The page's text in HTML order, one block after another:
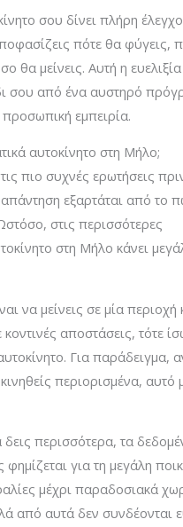
σου δίνει πλήρη
πότε θα φύγεις,
θα μείνεις. Αυτή η ευελιξία
σου από ένα αυστηρό
εμπειρία.
αυτοκίνητο στη Μήλο;
πιο συχνές ερωτήσεις
εξαρτάται από το
στις περισσότερες
στη Μήλο κάνει
να μείνεις σε μία περιοχή
αποστάσεις, τότε
Για παράδειγμα,
περιορισμένα, αυτό
περισσότερα, τα
για τη μεγάλη
μέχρι παραδοσιακά
από αυτά δεν συνδέονται